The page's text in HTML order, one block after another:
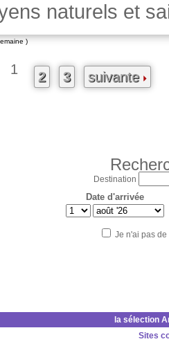
naturels et
)
1 2 3 suivante
Destination
Date d'arrivée
Je n'ai pas
la sélection
Sites